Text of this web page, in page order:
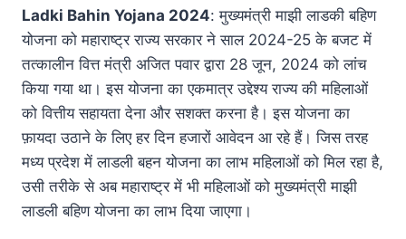
Ladki Bahin Yojana 2024: मुख्यमंत्री माझी लाडकी बहिण
योजना को महाराष्ट्र राज्य सरकार ने साल 2024-25 के बजट में
तत्कालीन वित्त मंत्री अजित पवार द्वारा 28 जून, 2024 को लांच
किया गया था। इस योजना का एकमात्र उद्देश्य राज्य की महिलाओं
को वित्तीय सहायता देना और सशक्त करना है। इस योजना का
फ़ायदा उठाने के लिए हर दिन हजारों आवेदन आ रहे हैं। जिस तरह
मध्य प्रदेश में लाडली बहन योजना का लाभ महिलाओं को मिल रहा है,
उसी तरीके से अब महाराष्ट्र में भी महिलाओं को मुख्यमंत्री माझी
लाडली बहिण योजना का लाभ दिया जाएगा।